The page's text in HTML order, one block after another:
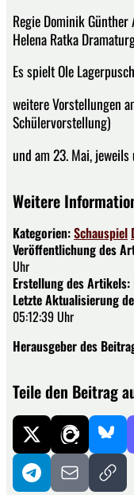
Regie Dominik
Helena Ratka
Es spielt Ole Lagerpusch
weitere Vorstellungen
Schülervorstellung)
und am 23. Mai,
Weitere
Kategorien:Schauspiel
Veröffentlichung des
Uhr
Erstellung des Artikels:
Letzte Aktualisierung
05:12:39 Uhr
Herausgeber des
Teile den Beitrag